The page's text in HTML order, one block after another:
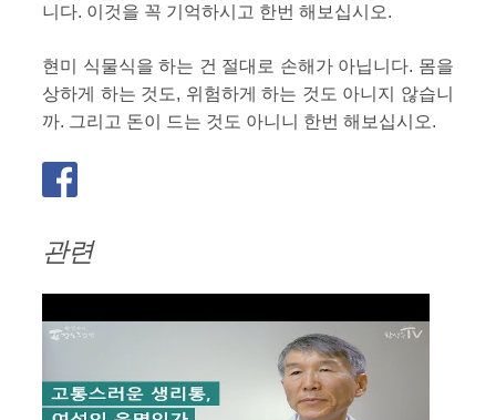
니다. 이것을 꼭 기억하시고 한번 해보십시오.
현미 식물식을 하는 건 절대로 손해가 아닙니다. 몸을
상하게 하는 것도, 위험하게 하는 것도 아니지 않습니
까. 그리고 돈이 드는 것도 아니니 한번 해보십시오.
관련